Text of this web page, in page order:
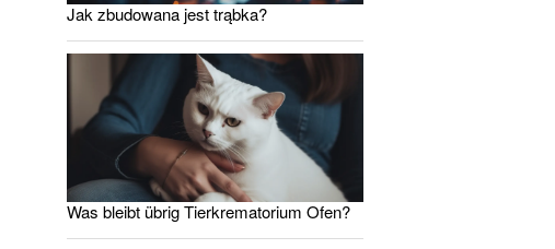
Jak zbudowana jest trąbka?
Was bleibt übrig Tierkrematorium Ofen?